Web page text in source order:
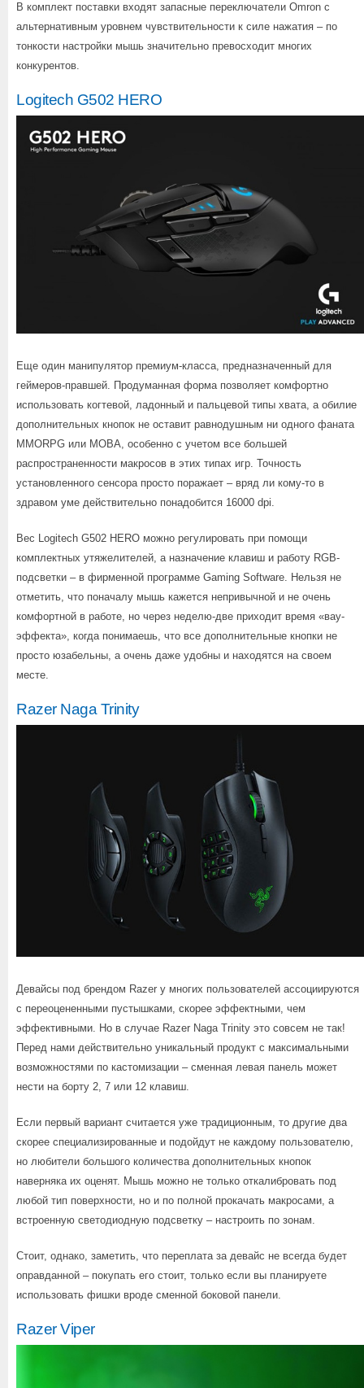
В комплект поставки входят запасные переключатели Omron с
альтернативным уровнем чувствительности к силе нажатия – по
тонкости настройки мышь значительно превосходит многих
конкурентов.
Logitech G502 HERO
Еще один манипулятор премиум-класса, предназначенный для
геймеров-правшей. Продуманная форма позволяет комфортно
использовать когтевой, ладонный и пальцевой типы хвата, а обилие
дополнительных кнопок не оставит равнодушным ни одного фаната
MMORPG или MOBA, особенно с учетом все большей
распространенности макросов в этих типах игр. Точность
установленного сенсора просто поражает – вряд ли кому-то в
здравом уме действительно понадобится 16000 dpi.
Вес Logitech G502 HERO можно регулировать при помощи
комплектных утяжелителей, а назначение клавиш и работу RGB-
подсветки – в фирменной программе Gaming Software. Нельзя не
отметить, что поначалу мышь кажется непривычной и не очень
комфортной в работе, но через неделю-две приходит время «вау-
эффекта», когда понимаешь, что все дополнительные кнопки не
просто юзабельны, а очень даже удобны и находятся на своем
месте.
Razer Naga Trinity
Девайсы под брендом Razer у многих пользователей ассоциируются
с переоцененными пустышками, скорее эффектными, чем
эффективными. Но в случае Razer Naga Trinity это совсем не так!
Перед нами действительно уникальный продукт с максимальными
возможностями по кастомизации – сменная левая панель может
нести на борту 2, 7 или 12 клавиш.
Если первый вариант считается уже традиционным, то другие два
скорее специализированные и подойдут не каждому пользователю,
но любители большого количества дополнительных кнопок
наверняка их оценят. Мышь можно не только откалибровать под
любой тип поверхности, но и по полной прокачать макросами, а
встроенную светодиодную подсветку – настроить по зонам.
Стоит, однако, заметить, что переплата за девайс не всегда будет
оправданной – покупать его стоит, только если вы планируете
использовать фишки вроде сменной боковой панели.
Razer Viper